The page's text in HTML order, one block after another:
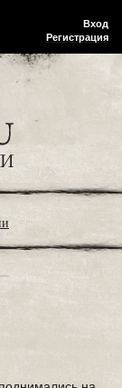
Вход
Регистрация